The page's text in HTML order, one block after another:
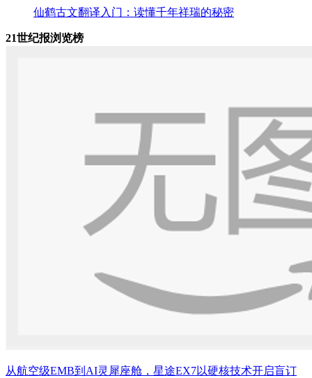
仙鹤古文翻译入门：读懂千年祥瑞的秘密
21世纪报浏览榜
从航空级EMB到AI灵犀座舱，星途EX7以硬核技术开启盲订